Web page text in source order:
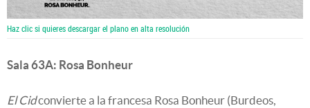
Haz clic si quieres descargar el plano en alta resolución
Sala 63A: Rosa Bonheur
El Cidconvierte a la francesa Rosa Bonheur (Burdeos,